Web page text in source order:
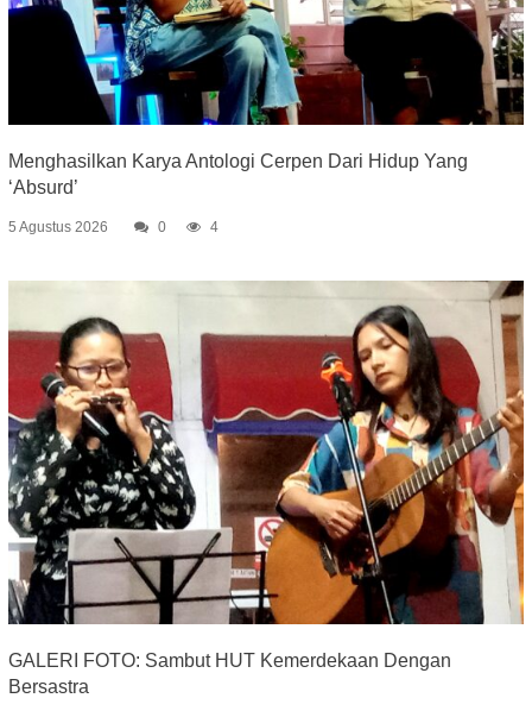
Menghasilkan Karya Antologi Cerpen Dari Hidup Yang
‘Absurd’
5 Agustus 2026 0 4
GALERI FOTO: Sambut HUT Kemerdekaan Dengan
Bersastra